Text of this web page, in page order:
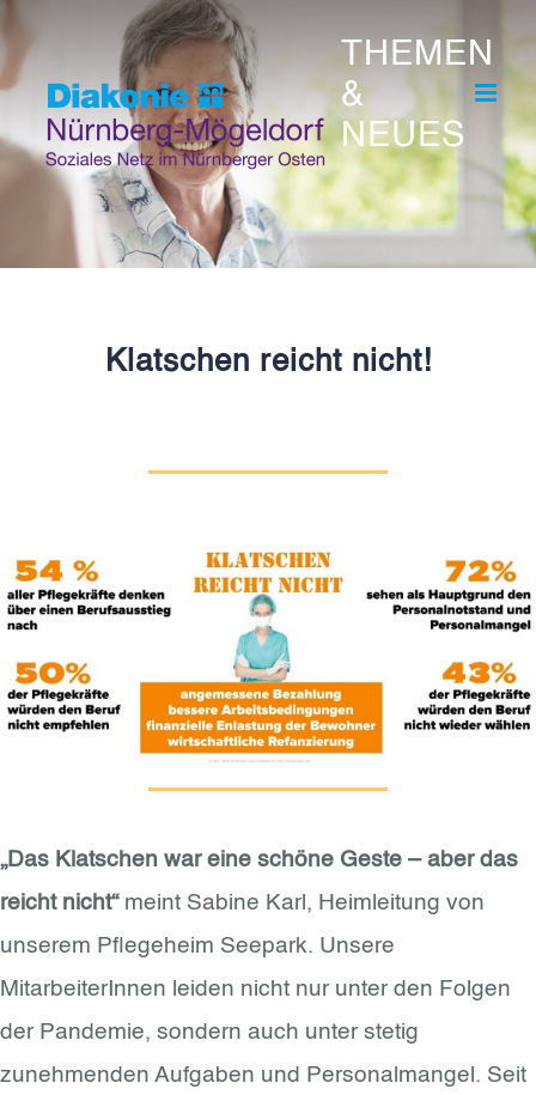
content
THEMEN
&
NEUES
Klatschen reicht nicht!
„Das Klatschen war eine schöne Geste – aber das
reicht nicht“meint Sabine Karl, Heimleitung von
unserem Pflegeheim Seepark. Unsere
MitarbeiterInnen leiden nicht nur unter den Folgen
der Pandemie, sondern auch unter stetig
zunehmenden Aufgaben und Personalmangel. Seit